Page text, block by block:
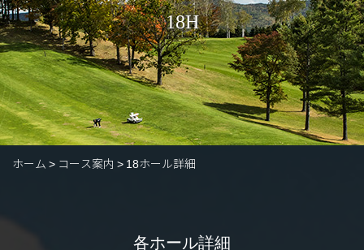
18H
ホーム コース案内 18ホール詳細
各ホール詳細